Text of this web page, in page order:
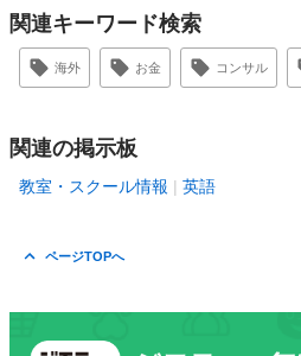
関連キーワード検索
海外 お金 コンサル
関連の掲示板
教室・スクール情報 英語
ページTOPへ